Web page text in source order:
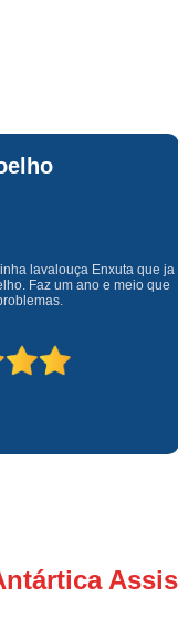
que sempre valoriza o
de todos o serviços.